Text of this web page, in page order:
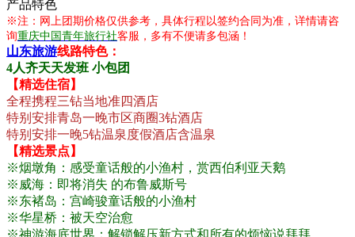
产品特色
※注：网上团期价格仅供参考，具体行程以签约合同为准，详情请咨
询重庆中国青年旅行社客服，多有不便请多包涵！
山东旅游线路特色：
4人齐天天发班 小包团
【精选住宿】
全程携程三钻当地准四酒店
特别安排青岛一晚市区商圈3钻酒店
特别安排一晚5钻温泉度假酒店含温泉
【精选景点】
※烟墩角：感受童话般的小渔村，赏西伯利亚天鹅
※威海：即将消失 的布鲁威斯号
※东褚岛：宫崎骏童话般的小渔村
※华星桥：被天空治愈
※神游海底世界：解锁解压新方式和所有的烦恼说拜拜